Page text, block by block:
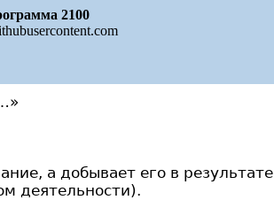
2100
а добывает его в результате
деятельности).